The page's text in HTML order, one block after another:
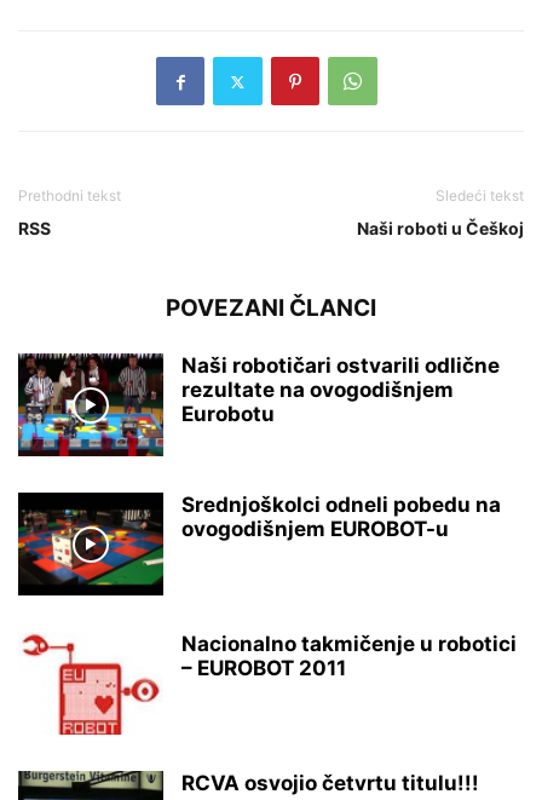
Prethodni tekst
RSS
Sledeći tekst
Naši roboti u Češkoj
POVEZANI ČLANCI
Naši robotičari ostvarili odlične
rezultate na ovogodišnjem
Eurobotu
Srednjoškolci odneli pobedu na
ovogodišnjem EUROBOT-u
Nacionalno takmičenje u robotici
– EUROBOT 2011
RCVA osvojio četvrtu titulu!!!